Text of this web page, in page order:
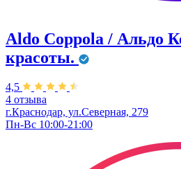
Aldo Coppola / Альдо
красоты.
4,5
4 отзыва
г.Краснодар, ул.Северная, 279
Пн-Вс 10:00-21:00